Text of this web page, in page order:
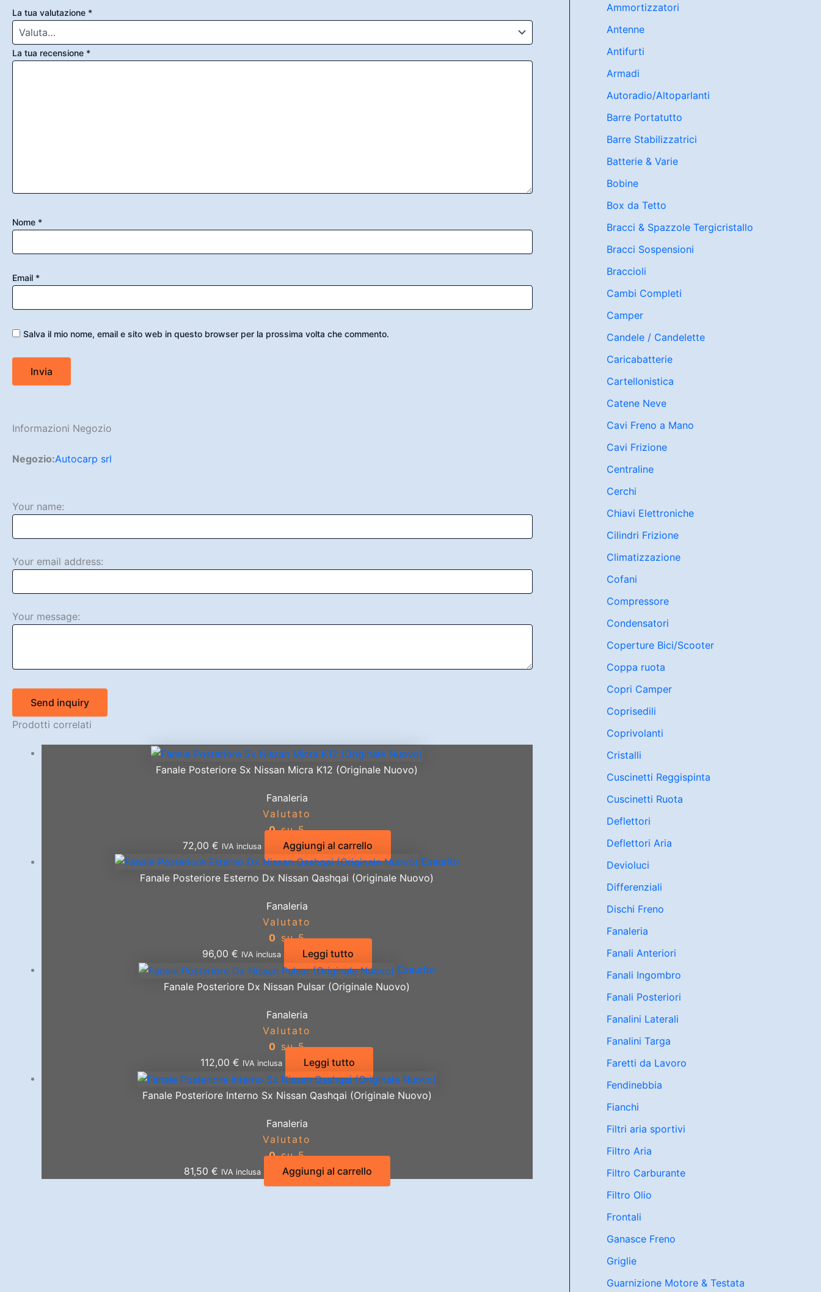
La tua valutazione *
La tua recensione *
Nome *
Email *
Salva il mio nome, email e sito web in questo browser per la prossima volta che commento.
Informazioni Negozio
Negozio:Autocarp srl
Your name:
Your email address:
Your message:
Send inquiry
Prodotti correlati
Fanale Posteriore Sx Nissan Micra K12 (Originale Nuovo)
Fanaleria
Valutato
0su 5
72,00€ IVA inclusa
Aggiungi al carrello
Esaurito
Fanale Posteriore Esterno Dx Nissan Qashqai (Originale Nuovo)
Fanaleria
Valutato
0 su 5
96,00 € IVA inclusa
Leggi tutto
Esaurito
Fanale Posteriore Dx Nissan Pulsar (Originale Nuovo)
Fanaleria
Valutato
0 su 5
112,00€ IVA inclusa Leggi tutto
Fanale Posteriore Interno Sx Nissan Qashqai (Originale Nuovo)
Fanaleria
Valutato
0su 5
81,50 € IVA inclusa Aggiungi al carrello
Ammortizzatori
Antenne
Antifurti
Armadi
Autoradio/Altoparlanti
Barre Portatutto
Barre Stabilizzatrici
Batterie & Varie
Bobine
Box da Tetto
Bracci & Spazzole Tergicristallo
Bracci Sospensioni
Braccioli
Cambi Completi
Camper
Candele / Candelette
Caricabatterie
Cartellonistica
Catene Neve
Cavi Freno a Mano
Cavi Frizione
Centraline
Cerchi
Chiavi Elettroniche
Cilindri Frizione
Climatizzazione
Cofani
Compressore
Condensatori
Coperture Bici/Scooter
Coppa ruota
Copri Camper
Coprisedili
Coprivolanti
Cristalli
Cuscinetti Reggispinta
Cuscinetti Ruota
Deflettori
Deflettori Aria
Devioluci
Differenziali
Dischi Freno
Fanaleria
Fanali Anteriori
Fanali Ingombro
Fanali Posteriori
Fanalini Laterali
Fanalini Targa
Faretti da Lavoro
Fendinebbia
Fianchi
Filtri aria sportivi
Filtro Aria
Filtro Carburante
Filtro Olio
Frontali
Ganasce Freno
Griglie
Guarnizione Motore & Testata